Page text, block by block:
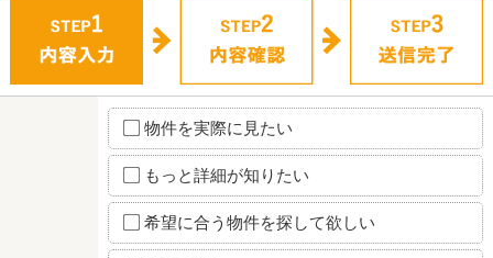
物件を実際に見たい
もっと詳細が知りたい
希望に合う物件を探して欲しい